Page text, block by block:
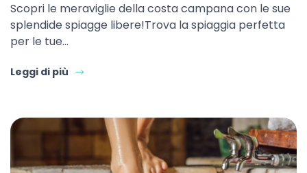
Scopri le meraviglie della costa campana con le sue
splendide spiagge libere!Trova la spiaggia perfetta
per le tue…
Leggi di più